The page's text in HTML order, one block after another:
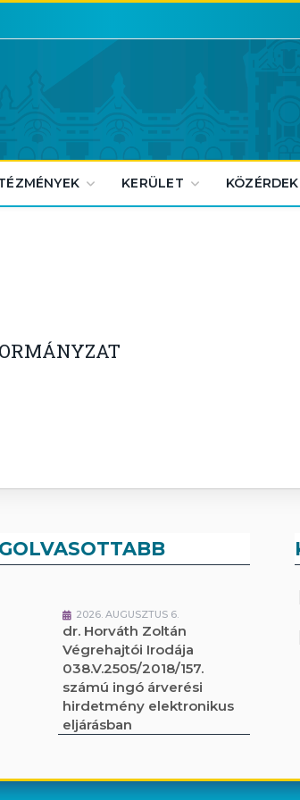
KERÜLET
2026. AUGUSZTUS 6.
dr. Horváth Zoltán
Végrehajtói Irodája
038.V.2505/2018/157.
számú ingó árverési
hirdetmény elektronikus
eljárásban